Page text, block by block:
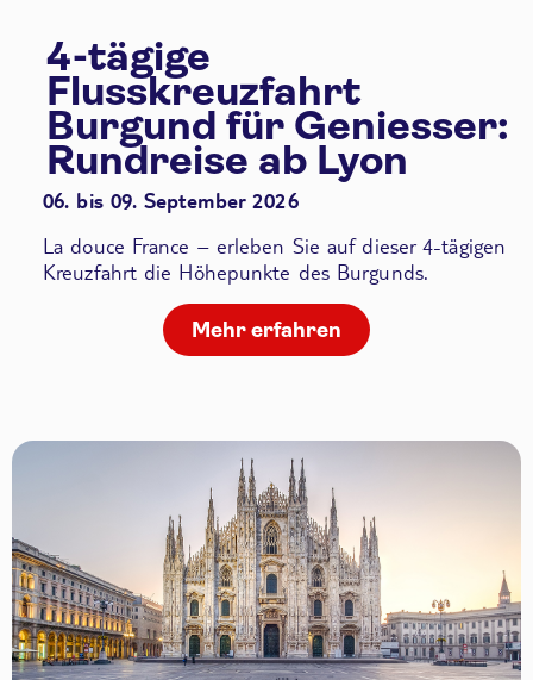
4-tägige
Flusskreuzfahrt
Burgund für Geniesser:
Rundreise ab Lyon
06. bis 09. September 2026
La douce France – erleben Sie auf dieser 4-tägigen
Kreuzfahrt die Höhepunkte des Burgunds.
Mehr erfahren